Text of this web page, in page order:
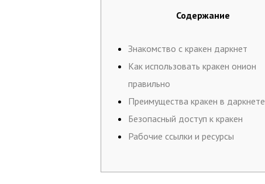
Содержание
Знакомство с кракен даркнет
Как использовать кракен онион
правильно
Преимущества кракен в даркнете
Безопасный доступ к кракен
Рабочие ссылки и ресурсы